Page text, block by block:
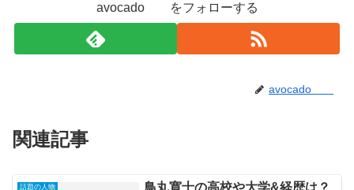
avocado をフォローする
avocado
関連記事
話題の人物